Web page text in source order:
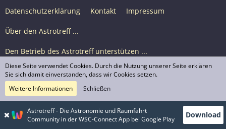
Datenschutzerklärung Kontakt Impressum
Über den Astrotreff ...
Den Betrieb des Astrotreff unterstützen ...
Nutzungsbedingungen
© Astrotreff 2001-2026, lizenziert unter CC BY-SA,
sofern für einzelne Inhalte nicht anders angegeben
Astrotreff - Die Astronomie und Raumfahrt
Community in der WSC-Connect App bei Google Play
Download
Diese Seite verwendet Cookies. Durch die Nutzung unserer Seite erklären
Sie sich damit einverstanden, dass wir Cookies setzen.
Weitere Informationen
Schließen